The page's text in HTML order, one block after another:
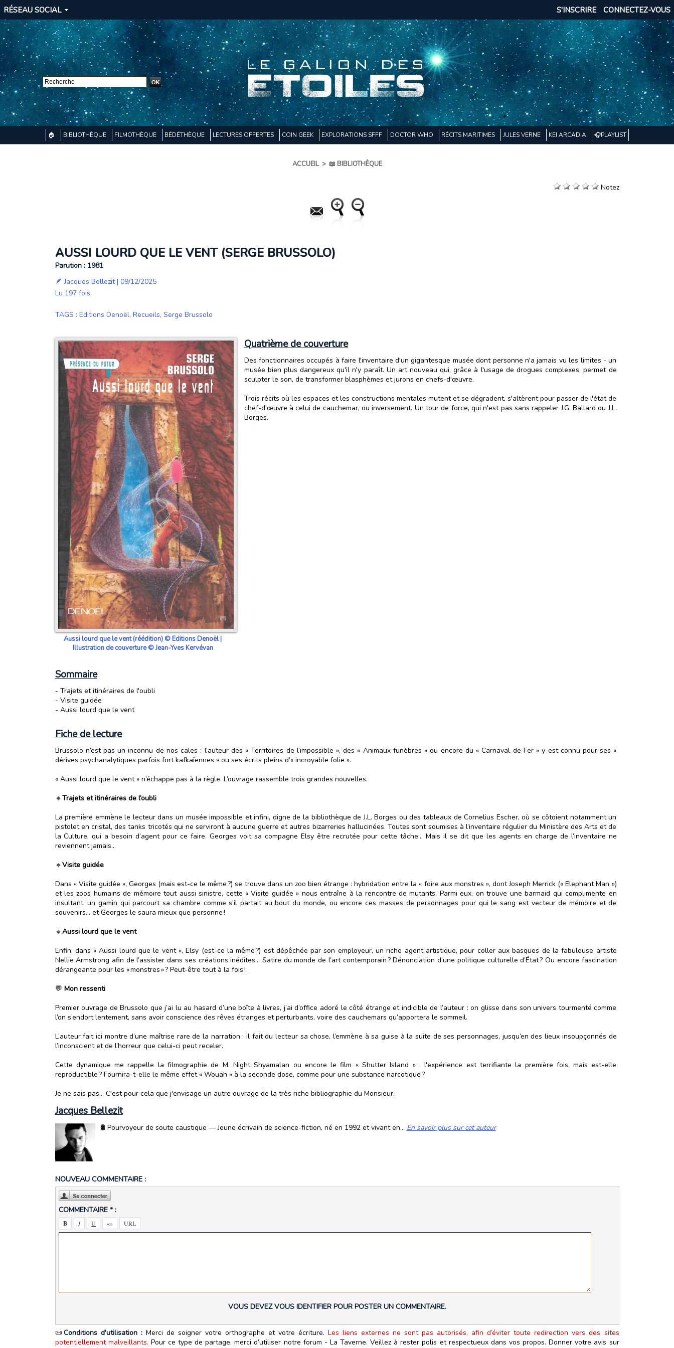
RÉSEAU SOCIAL CONNECTEZ-VOUS
S'INSCRIRE
🏠 BIBLIOTHÈQUE FILMOTHÈQUE BÉDÉTHÈQUE LECTURES OFFERTES COIN GEEK EXPLORATIONS SFFF DOCTOR WHO RÉCITS MARITIMES JULES VERNE KEI ARCADIA 🎧PLAYLIST
ACCUEIL > 📖 BIBLIOTHÈQUE
Notez
AUSSI LOURD QUE LE VENT (SERGE BRUSSOLO)
Parution : 1981
🪶Jacques Bellezit| 09/12/2025
Lu 197 fois
TAGS : Editions Denoël, Recueils, Serge Brussolo
Aussi lourd que le vent (réédition) © Editions Denoël |
Illustration de couverture © Jean-Yves Kervévan
Quatrième de couverture
Des fonctionnaires occupés à faire l'inventaire d'un gigantesque musée dont personne n'a jamais vu les limites - un
musée bien plus dangereux qu'il n'y paraît. Un art nouveau qui, grâce à l'usage de drogues complexes, permet de
sculpter le son, de transformer blasphèmes et jurons en chefs-d'œuvre.
Trois récits où les espaces et les constructions mentales mutent et se dégradent, s'altèrent pour passer de l'état de
chef-d'œuvre à celui de cauchemar, ou inversement. Un tour de force, qui n'est pas sans rappeler J.G. Ballard ou J.L.
Borges.
Sommaire
- Trajets et itinéraires de l'oubli
- Visite guidée
- Aussi lourd que le vent
Fiche de lecture
Brussolo n’est pas un inconnu de nos cales : l’auteur des « Territoires de l’impossible », des « Animaux funèbres » ou encore du « Carnaval de Fer » y est connu pour ses «
dérives psychanalytiques parfois fort kafkaïennes » ou ses écrits pleins d’« incroyable folie ».
« Aussi lourd que le vent » n’échappe pas à la règle. L’ouvrage rassemble trois grandes nouvelles.
🔸Trajets et itinéraires de l’oubli
La première emmène le lecteur dans un musée impossible et infini, digne de la bibliothèque de J.L. Borges ou des tableaux de Cornelius Escher, où se côtoient notamment un
pistolet en cristal, des tanks tricotés qui ne serviront à aucune guerre et autres bizarreries hallucinées. Toutes sont soumises à l’inventaire régulier du Ministère des Arts et de
la Culture, qui a besoin d’agent pour ce faire. Georges voit sa compagne Elsy être recrutée pour cette tâche… Mais il se dit que les agents en charge de l’inventaire ne
reviennent jamais…
🔸Visite guidée
Dans « Visite guidée », Georges (mais est-ce le même ?) se trouve dans un zoo bien étrange : hybridation entre la « foire aux monstres », dont Joseph Merrick (« Elephant Man »)
et les zoos humains de mémoire tout aussi sinistre, cette « Visite guidée » nous entraîne à la rencontre de mutants. Parmi eux, on trouve une barmaid qui complimente en
insultant, un gamin qui parcourt sa chambre comme s’il partait au bout du monde, ou encore ces masses de personnages pour qui le sang est vecteur de mémoire et de
souvenirs… et Georges le saura mieux que personne !
🔸Aussi lourd que le vent
Enfin, dans « Aussi lourd que le vent », Elsy (est-ce la même ?) est dépêchée par son employeur, un riche agent artistique, pour coller aux basques de la fabuleuse artiste
Nellie Armstrong afin de l’assister dans ses créations inédites… Satire du monde de l’art contemporain ? Dénonciation d’une politique culturelle d’État ? Ou encore fascination
dérangeante pour les « monstres » ? Peut-être tout à la fois !
💬 Mon ressenti
Premier ouvrage de Brussolo que j’ai lu au hasard d’une boîte à livres, j’ai d’office adoré le côté étrange et indicible de l’auteur : on glisse dans son univers tourmenté comme
l’on s’endort lentement, sans avoir conscience des rêves étranges et perturbants, voire des cauchemars qu’apportera le sommeil.
L’auteur fait ici montre d’une maîtrise rare de la narration : il fait du lecteur sa chose, l’emmène à sa guise à la suite de ses personnages, jusqu’en des lieux insoupçonnés de
l’inconscient et de l’horreur que celui-ci peut receler.
Cette dynamique me rappelle la filmographie de M. Night Shyamalan ou encore le film « Shutter Island » : l'expérience est terrifiante la première fois, mais est-elle
reproductible ? Fournira-t-elle le même effet « Wouah » à la seconde dose, comme pour une substance narcotique ?
Je ne sais pas… C'est pour cela que j'envisage un autre ouvrage de la très riche bibliographie du Monsieur.
Jacques Bellezit
🛢️ Pourvoyeur de soute caustique — Jeune écrivain de science-fiction, né en 1992 et vivant en... En savoir plus sur cet auteur
NOUVEAU COMMENTAIRE :
COMMENTAIRE * :
VOUS DEVEZ VOUS IDENTIFIER POUR POSTER UN COMMENTAIRE.
📜Conditions d'utilisation :Merci de soigner votre orthographe et votre écriture.Les liens externes ne sont pas autorisés, afin d’éviter toute redirection vers des sites
potentiellement malveillants. Pour ce type de partage, merci d’utiliser notre forum - La Taverne. Veillez à rester polis et respectueux dans vos propos. Donner votre avis sur